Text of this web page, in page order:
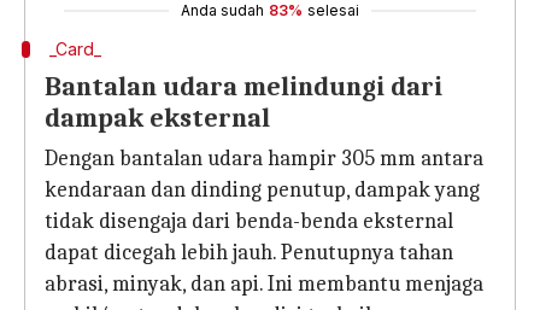
Anda sudah 83% selesai
_Card_
Bantalan udara melindungi dari
dampak eksternal
Dengan bantalan udara hampir 305 mm antara
kendaraan dan dinding penutup, dampak yang
tidak disengaja dari benda-benda eksternal
dapat dicegah lebih jauh. Penutupnya tahan
abrasi, minyak, dan api. Ini membantu menjaga